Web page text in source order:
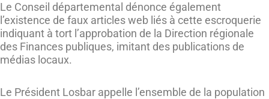
Le Conseil départemental dénonce également
l’existence de faux articles web liés à cette escroquerie
indiquant à tort l’approbation de la Direction régionale
des Finances publiques, imitant des publications de
médias locaux.
Le Président Losbar appelle l’ensemble de la population